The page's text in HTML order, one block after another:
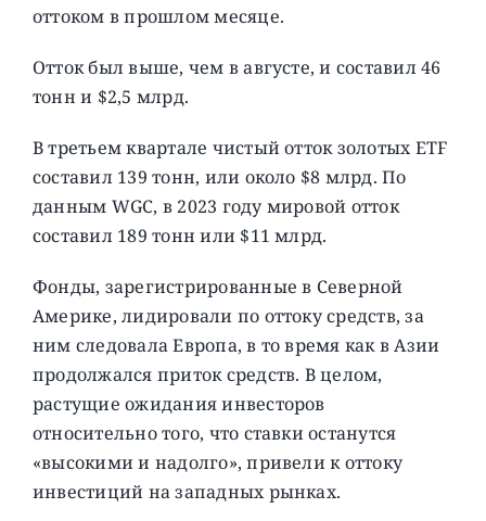
оттоком в прошлом месяце.
Отток был выше, чем в августе, и составил 46
тонн и $2,5 млрд.
В третьем квартале чистый отток золотых ETF
составил 139 тонн, или около $8 млрд. По
данным WGC, в 2023 году мировой отток
составил 189 тонн или $11 млрд.
Фонды, зарегистрированные в Северной
Америке, лидировали по оттоку средств, за
ним следовала Европа, в то время как в Азии
продолжался приток средств. В целом,
растущие ожидания инвесторов
относительно того, что ставки останутся
«высокими и надолго», привели к оттоку
инвестиций на западных рынках.